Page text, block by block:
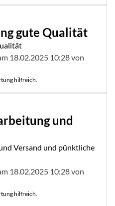
gute Qualität
18.02.2025 10:28 von
hilfreich.
und
Versand und pünktliche
18.02.2025 10:28 von
hilfreich.